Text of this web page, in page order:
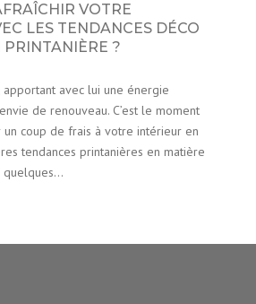
VOTRE
LES TENDANCES DÉCO
PRINTANIÈRE ?
avec lui une énergie
de renouveau. C’est le moment
coup de frais à votre intérieur en
tendances printanières en matière
quelques…